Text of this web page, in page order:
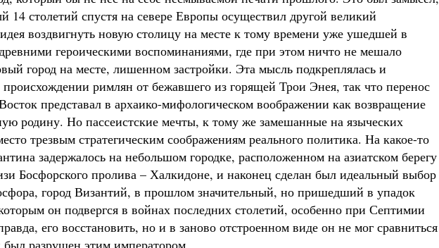
14 столетий спустя на севере Европы осуществил другой великий
воздвигнуть новую столицу на месте к тому времени уже ушедшей в
героическими воспоминаниями, где при этом ничто не мешало
город на месте, лишенном застройки. Эта мысль подкреплялась и
римлян от бежавшего из горящей Трои Энея, так что перенос
представал в архаико-мифологическом воображении как возвращение
родину. Но пассеистские мечты, к тому же замешанные на языческих
трезвым стратегическим соображениям реального политика. На какое-то
задержалось на небольшом городке, расположенном на азиатском берегу
Босфорского пролива – Халкидоне, и наконец сделан был идеальный выбор
город Византий, в прошлом значительный, но пришедший в упадок
он подвергся в войнах последних столетий, особенно при Септимии
его восстановить, но и в заново отстроенном виде он не мог сравниться
разрушен этим императором.